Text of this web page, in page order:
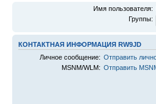
Имя пользователя:
Группы:
КОНТАКТНАЯ ИНФОРМАЦИЯ RW9JD
Личное сообщение: Отправить
MSNM/WLM: Отправить